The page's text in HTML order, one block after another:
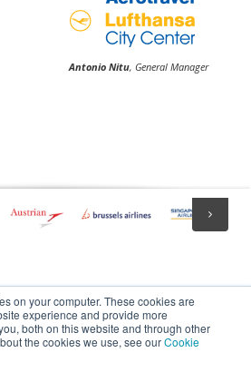
on your computer. These cookies are
experience and provide more
both on this website and through other
the cookies we use, see ourCookie
Antonio Nitu, General Manager